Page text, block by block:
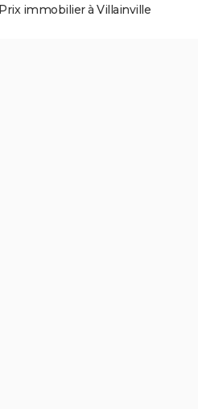
Prix immobilier à Villainville